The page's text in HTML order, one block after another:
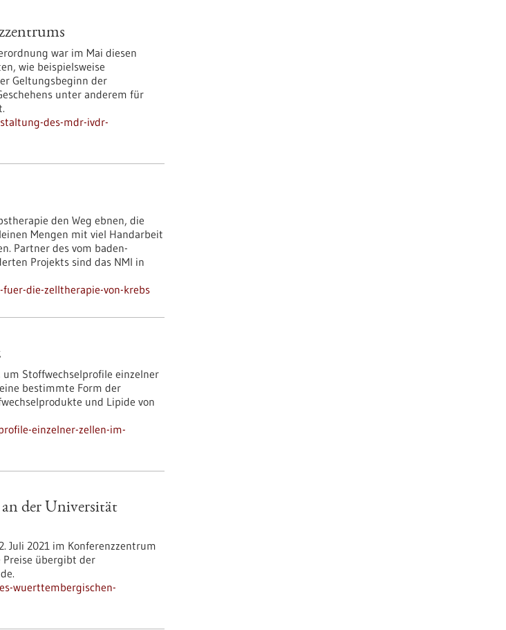
war im Mai diesen
wie beispielsweise
Geltungsbeginn der
unter anderem für
des-mdr-ivdr-
den Weg ebnen, die
Mengen mit viel Handarbeit
Partner des vom baden-
Projekts sind das NMI in
die-zelltherapie-von-krebs
um Stoffwechselprofile einzelner
bestimmte Form der
und Lipide von
einzelner-zellen-im-
an der Universität
Juli 2021 im Konferenzzentrum
übergibt der
wuerttembergischen-